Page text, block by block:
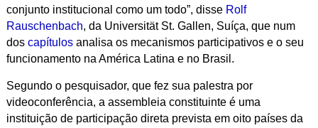
conjunto institucional como um todo”, disse Rolf
Rauschenbach, da Universität St. Gallen, Suíça, que num
dos capítulosanalisa os mecanismos participativos e o seu
funcionamento na América Latina e no Brasil.
Segundo o pesquisador, que fez sua palestra por
videoconferência, a assembleia constituinte é uma
instituição de participação direta prevista em oito países da